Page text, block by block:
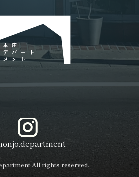
All rights reserved.